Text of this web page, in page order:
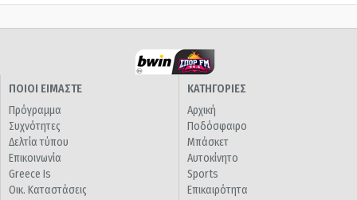
ΠΟΙΟΙ ΕΙΜΑΣΤΕ
Πρόγραμμα
Συχνότητες
Δελτία τύπου
Επικοινωνία
Greece Is
Οικ. Καταστάσεις
ΚΑΤΗΓΟΡΙΕΣ
Αρχική
Ποδόσφαιρο
Μπάσκετ
Αυτοκίνητο
Sports
Επικαιρότητα